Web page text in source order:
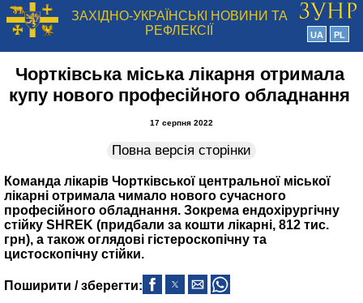
ЗАХІДНО-УКРАЇНСЬКІ НОВИНИ ТА
РЕФЛЕКСІЇ
UA PL
Чортківська міська лікарня отримала
купу нового професійного обладнання
17 серпня 2022
Повна версія сторінки
Команда лікарів Чортківської центральної міської
лікарні отримала чимало нового сучасного
професійного обладнання. Зокрема ендохірургічну
стійку SHREK (придбали за кошти лікарні, 812 тис.
грн), а також оглядові гістероскопічну та
цистоскопічну стійки.
Поширити / зберегти: